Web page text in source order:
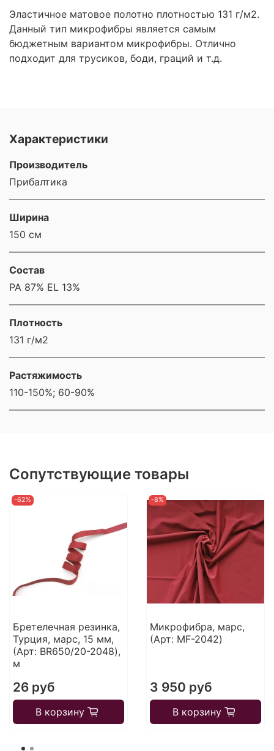
Эластичное матовое полотно плотностью 131 г/м2.
Данный тип микрофибры является самым
бюджетным вариантом микрофибры. Отлично
подходит для трусиков, боди, граций и т.д.
Характеристики
Производитель
Прибалтика
Ширина
150 см
Состав
РА 87% EL 13%
Плотность
131 г/м2
Растяжимость
110-150%; 60-90%
Сопутствующие товары
-62%
Бретелечная резинка,
Турция, марс, 15 мм,
(Арт: BR650/20-2048),
м
26 руб
В корзину
-8%
Микрофибра, марс,
(Арт: MF-2042)
3 950 руб
В корзину